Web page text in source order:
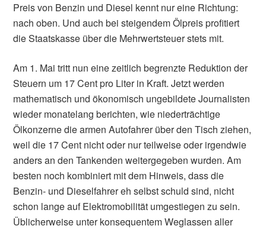
Preis von Benzin und Diesel kennt nur eine Richtung:
nach oben. Und auch bei steigendem Ölpreis profitiert
die Staatskasse über die Mehrwertsteuer stets mit.
Am 1. Mai tritt nun eine zeitlich begrenzte Reduktion der
Steuern um 17 Cent pro Liter in Kraft. Jetzt werden
mathematisch und ökonomisch ungebildete Journalisten
wieder monatelang berichten, wie niederträchtige
Ölkonzerne die armen Autofahrer über den Tisch ziehen,
weil die 17 Cent nicht oder nur teilweise oder irgendwie
anders an den Tankenden weitergegeben wurden. Am
besten noch kombiniert mit dem Hinweis, dass die
Benzin- und Dieselfahrer eh selbst schuld sind, nicht
schon lange auf Elektromobilität umgestiegen zu sein.
Üblicherweise unter konsequentem Weglassen aller